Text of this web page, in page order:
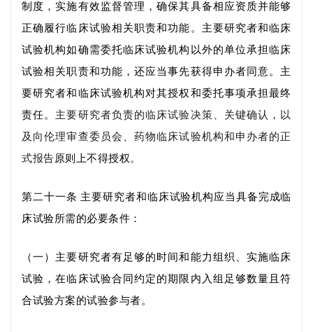
制度 ，实施有效监督管理，确保其具备相应资质并能够
正确履行临床试验相关职责和功能。 主要研究者和临床
试验机构如确需委托临床试验机构 以外的单位承担临床
试验相关职责和功能 ，还应当事先获得申办者同意。主
要研究者和临床试验机构对其授权和委托事项承担最终
责任。 主要研究者负责的临床试验决策、关键确认 ，以
及 向伦理审查委员会、药物临床试验机构和申办者的正
式报告原则上不得授权。
第二十一条 主要研究者和临床试验机构应当具备完成临
床试验所需的必要条件：
（一）主要研究者有足够的时间和能力组织、实施临床
试验，在临床试验合同约定的期限内入组足够数量且符
合试验方案的试验参与者。